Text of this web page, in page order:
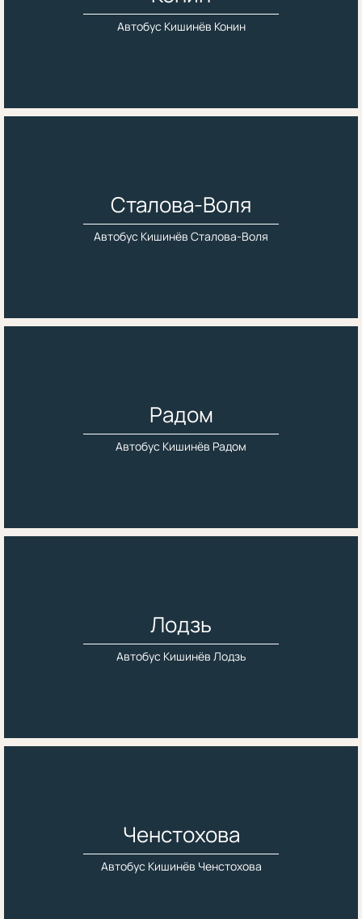
Автобус Кишинёв Конин
Сталова-Воля
Автобус Кишинёв Сталова-Воля
Радом
Автобус Кишинёв Радом
Лодзь
Автобус Кишинёв Лодзь
Ченстохова
Автобус Кишинёв Ченстохова